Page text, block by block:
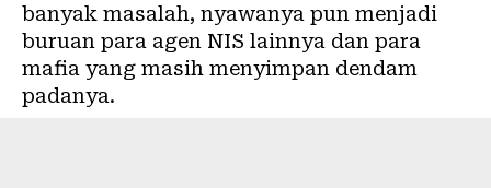
banyak masalah, nyawanya pun menjadi
buruan para agen NIS lainnya dan para
mafia yang masih menyimpan dendam
padanya.